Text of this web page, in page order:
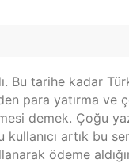
Bu tarihe kadar
para yatırma ve
demek. Çoğu
artık bu
ödeme